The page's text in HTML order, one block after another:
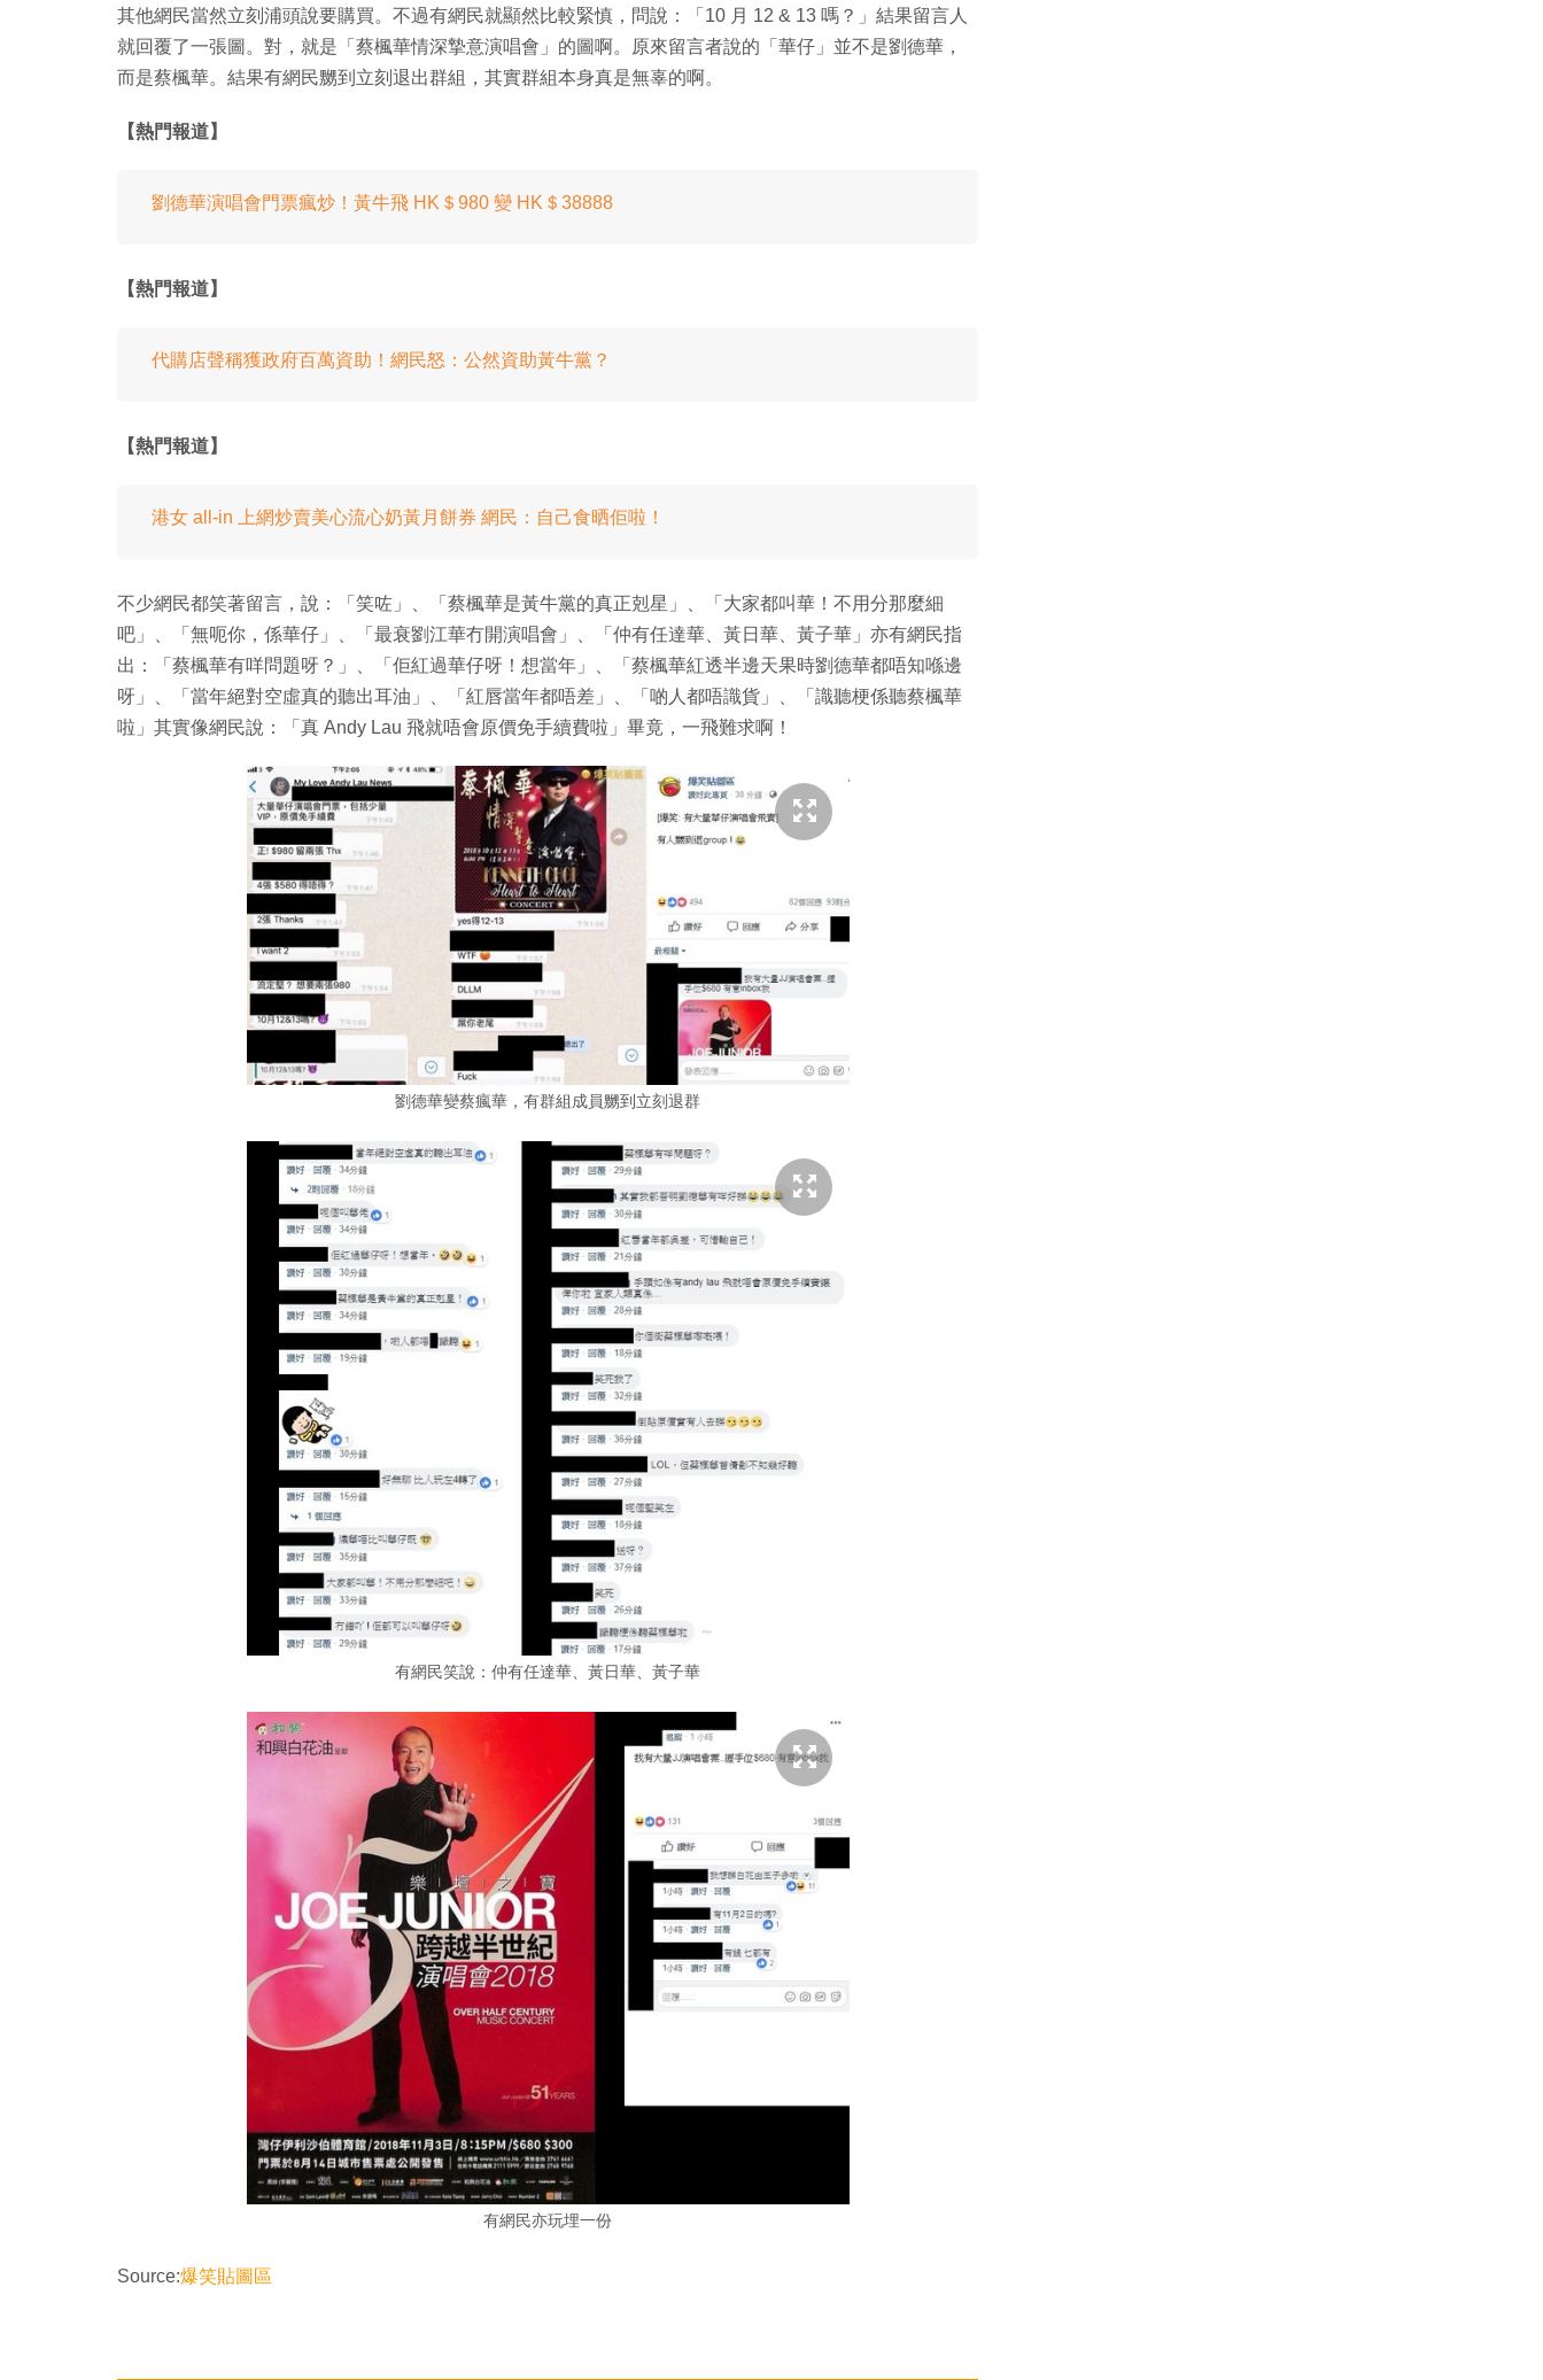
其他網民當然立刻浦頭說要購買。不過有網民就顯然比較緊慎，問說：「10 月 12 & 13 嗎？」結果留言人
就回覆了一張圖。對，就是「蔡楓華情深摯意演唱會」的圖啊。原來留言者說的「華仔」並不是劉德華，
而是蔡楓華。結果有網民嬲到立刻退出群組，其實群組本身真是無辜的啊。
【熱門報道】
劉德華演唱會門票瘋炒！黃牛飛 HK＄980 變 HK＄38888
【熱門報道】
代購店聲稱獲政府百萬資助！網民怒：公然資助黃牛黨？
【熱門報道】
港女 all-in 上網炒賣美心流心奶黃月餅券 網民：自己食晒佢啦！
不少網民都笑著留言，說：「笑咗」、「蔡楓華是黃牛黨的真正剋星」、「大家都叫華！不用分那麼細
吧」、「無呃你，係華仔」、「最衰劉江華冇開演唱會」、「仲有任達華、黃日華、黃子華」亦有網民指
出：「蔡楓華有咩問題呀？」、「佢紅過華仔呀！想當年」、「蔡楓華紅透半邊天果時劉德華都唔知喺邊
呀」、「當年絕對空虛真的聽出耳油」、「紅唇當年都唔差」、「啲人都唔識貨」、「識聽梗係聽蔡楓華
啦」其實像網民說：「真 Andy Lau 飛就唔會原價免手續費啦」畢竟，一飛難求啊！
劉德華變蔡瘋華，有群組成員嬲到立刻退群
有網民笑說：仲有任達華、黃日華、黃子華
有網民亦玩埋一份
Source:爆笑貼圖區